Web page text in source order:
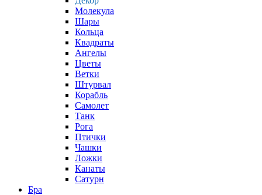
Молекула
Шары
Кольца
Квадраты
Ангелы
Цветы
Ветки
Штурвал
Корабль
Самолет
Танк
Рога
Птички
Чашки
Ложки
Канаты
Сатурн
Бра